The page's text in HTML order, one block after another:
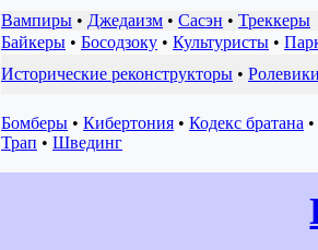
Вампиры • Джедаизм • Сасэн • Треккеры
Байкеры • Босодзоку • Культуристы •
Исторические реконструкторы •
Бомберы • Кибертония • Кодекс братана •
Трап • Швединг